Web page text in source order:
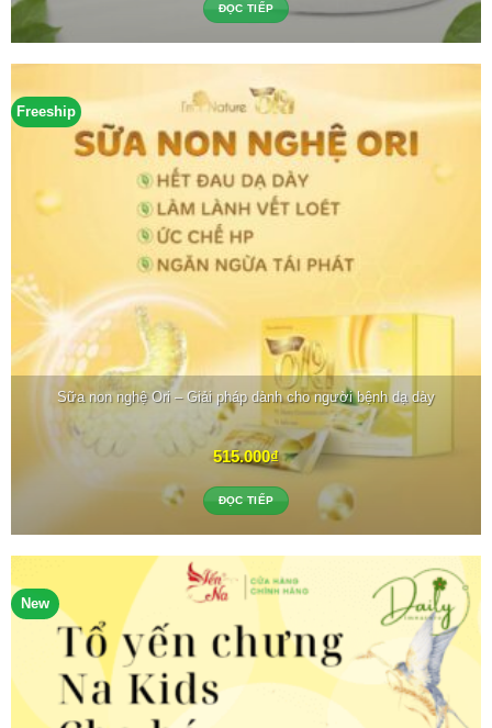
ĐỌC TIẾP
Freeship
Sữa non nghệ Ori – Giải pháp dành cho người bệnh dạ dày
515.000₫
ĐỌC TIẾP
New